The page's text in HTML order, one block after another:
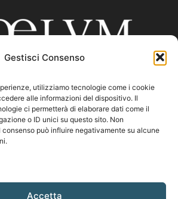
Gestisci Consenso
utilizziamo tecnologie come i cookie
alle informazioni del dispositivo. Il
ci permetterà di elaborare dati come il
o ID unici su questo sito. Non
può influire negativamente su alcune
Accetta
CHI SIAMO
coelumastro@coelum.com